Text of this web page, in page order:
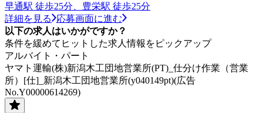
早通駅 徒歩25分、豊栄駅 徒歩25分
詳細を見る
応募画面に進む
以下の求人はいかがですか？
条件を緩めてヒットした求人情報をピックアップ
アルバイト・パート
ヤマト運輸(株)新潟木工団地営業所(PT)_仕分け作業（営業
所）[仕]_新潟木工団地営業所(y040149pt)(広告
No.Y00000614269)